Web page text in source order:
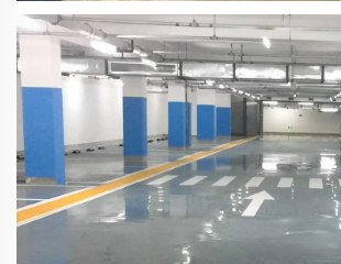
aggregati super-resistenti għall-użu u addittivi
mingħajr tossiċità, ħlisien għall-ambjent u joffri
sempliċi...